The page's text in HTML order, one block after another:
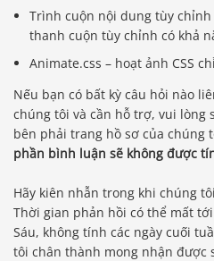
Trình cuộn nội dung tùy
thanh cuộn tùy chỉnh có khả
Animate.css – hoạt ảnh CSS
Nếu bạn có bất kỳ câu hỏi nào
chúng tôi và cần hỗ trợ, vui lòng
bên phải trang hồ sơ của chúng
phần bình luận sẽ không được
Hãy kiên nhẫn trong khi chúng
Thời gian phản hồi có thể mất
Sáu, không tính các ngày cuối
tôi chân thành mong nhận được